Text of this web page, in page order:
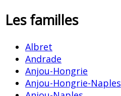
Les familles
Albret
Andrade
Anjou-Hongrie
Anjou-Hongrie-Naples